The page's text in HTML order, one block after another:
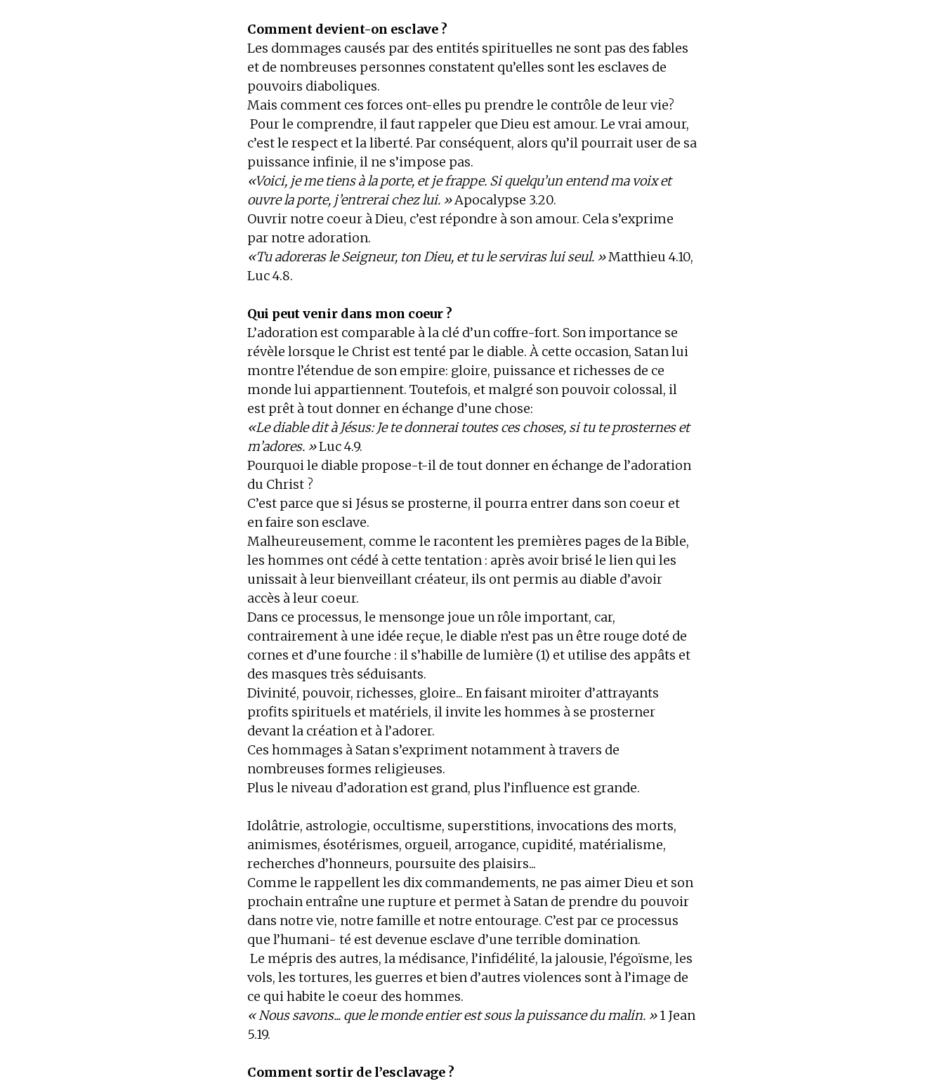
Comment devient-on esclave ?
Les dommages causés par des entités spirituelles ne sont pas des fables
et de nombreuses personnes constatent qu’elles sont les esclaves de
pouvoirs diaboliques.
Mais comment ces forces ont-elles pu prendre le contrôle de leur vie?
Pour le comprendre, il faut rappeler que Dieu est amour. Le vrai amour,
c’est le respect et la liberté. Par conséquent, alors qu’il pourrait user de sa
puissance infinie, il ne s’impose pas.
«Voici, je me tiens à la porte, et je frappe. Si quelqu’un entend ma voix et
ouvre la porte, j’entrerai chez lui. »Apocalypse 3.20.
Ouvrir notre coeur à Dieu, c’est répondre à son amour. Cela s’exprime
par notre adoration.
«Tu adoreras le Seigneur, ton Dieu, et tu le serviras lui seul. »Matthieu 4.10,
Luc 4.8.
Qui peut venir dans mon coeur ?
L’adoration est comparable à la clé d’un coffre-fort. Son importance se
révèle lorsque le Christ est tenté par le diable. À cette occasion, Satan lui
montre l’étendue de son empire: gloire, puissance et richesses de ce
monde lui appartiennent. Toutefois, et malgré son pouvoir colossal, il
est prêt à tout donner en échange d’une chose:
«Le diable dit à Jésus: Je te donnerai toutes ces choses, si tu te prosternes et
m’adores. »Luc 4.9.
Pourquoi le diable propose-t-il de tout donner en échange de l’adoration
du Christ ?
C’est parce que si Jésus se prosterne, il pourra entrer dans son coeur et
en faire son esclave.
Malheureusement, comme le racontent les premières pages de la Bible,
les hommes ont cédé à cette tentation : après avoir brisé le lien qui les
unissait à leur bienveillant créateur, ils ont permis au diable d’avoir
accès à leur coeur.
Dans ce processus, le mensonge joue un rôle important, car,
contrairement à une idée reçue, le diable n’est pas un être rouge doté de
cornes et d’une fourche : il s’habille de lumière (1) et utilise des appâts et
des masques très séduisants.
Divinité, pouvoir, richesses, gloire... En faisant miroiter d’attrayants
profits spirituels et matériels, il invite les hommes à se prosterner
devant la création et à l’adorer.
Ces hommages à Satan s’expriment notamment à travers de
nombreuses formes religieuses.
Plus le niveau d’adoration est grand, plus l’influence est grande.
Idolâtrie, astrologie, occultisme, superstitions, invocations des morts,
animismes, ésotérismes, orgueil, arrogance, cupidité, matérialisme,
recherches d’honneurs, poursuite des plaisirs...
Comme le rappellent les dix commandements, ne pas aimer Dieu et son
prochain entraîne une rupture et permet à Satan de prendre du pouvoir
dans notre vie, notre famille et notre entourage. C’est par ce processus
que l’humani- té est devenue esclave d’une terrible domination.
Le mépris des autres, la médisance, l’infidélité, la jalousie, l’égoïsme, les
vols, les tortures, les guerres et bien d’autres violences sont à l’image de
ce qui habite le coeur des hommes.
« Nous savons... que le monde entier est sous la puissance du malin. »1 Jean
5.19.
Comment sortir de l’esclavage ?